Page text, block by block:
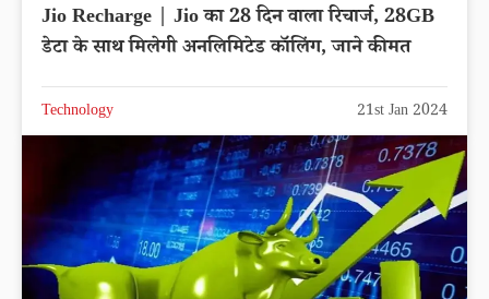
Jio Recharge | Jio का 28 दिन वाला रिचार्ज, 28GB
डेटा के साथ मिलेगी अनलिमिटेड कॉलिंग, जाने कीमत
Technology 21st Jan 2024